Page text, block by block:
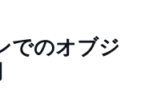
でのオブジ